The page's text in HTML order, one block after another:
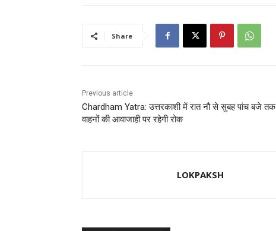
o o
Share
Previous article
Chardham Yatra: उत्तरकाशी में रात नौ से सुबह पांच बजे तक
वाहनों की आवाजाही पर रहेगी रोक
LOKPAKSH